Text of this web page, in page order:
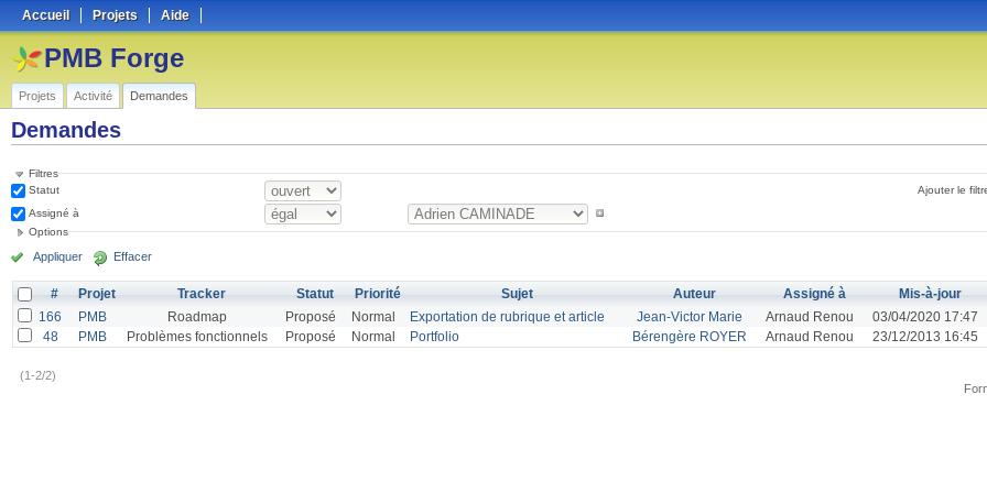
Accueil Projets Aide
PMB Forge
Projets Activité Demandes
Demandes
Filtres
Statut
Assigné à
Ajouter le
Options
Appliquer Effacer
# Projet Tracker Statut Priorité Sujet Auteur Assigné à
Mis-à-jour
166
PMB Roadmap Proposé Normal Exportation de rubrique et article Jean-Victor Marie Arnaud Renou
03/04/2020 17:47
48
PMB Problèmes fonctionnels Proposé Normal Portfolio Bérengère ROYER Arnaud Renou 23/12/2013 16:45
(1-2/2)